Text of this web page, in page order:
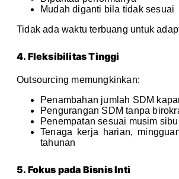
Mudah diganti bila tidak sesuai
Tidak ada waktu terbuang untuk
4. Fleksibilitas Tinggi
Outsourcing memungkinkan:
Penambahan jumlah SDM
Pengurangan SDM tanpa
Penempatan sesuai musim
Tenaga kerja harian,
tahunan
5. Fokus pada Bisnis Inti